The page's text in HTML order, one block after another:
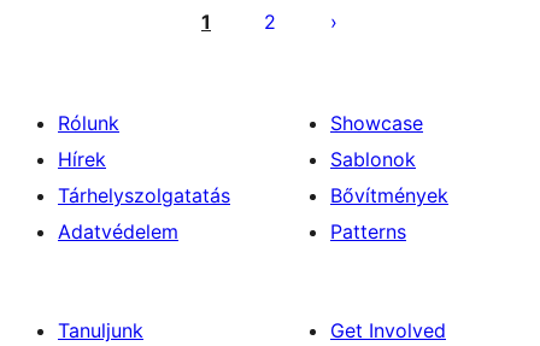
lapozása
1 2
Rólunk
Hírek
Tárhelyszolgatatás
Adatvédelem
Showcase
Sablonok
Bővítmények
Patterns
Tanuljunk
Get Involved